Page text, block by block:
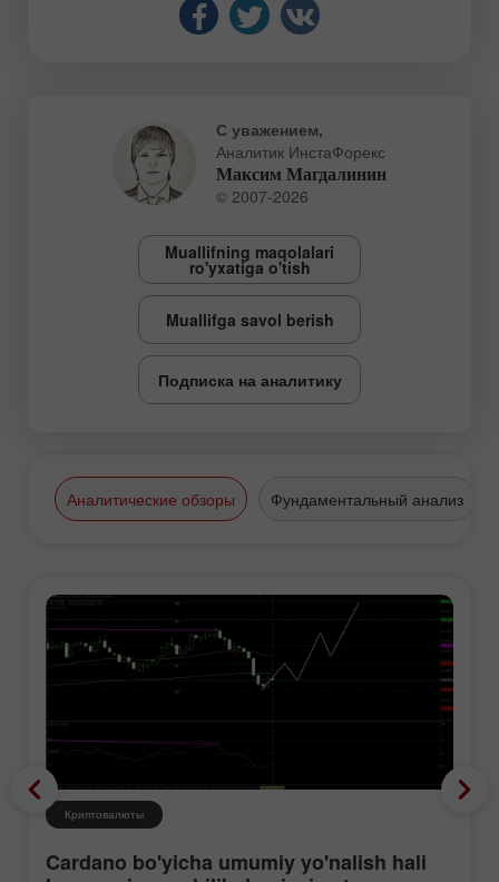
С уважением,
Аналитик ИнстаФорекс
Максим Магдалинин
© 2007-2026
Muallifning maqolalari
ro'yxatiga o'tish
Muallifga savol berish
Подписка на аналитику
Аналитические обзоры Фундаментальный анализ
Криптовалюты
Cardano bo'yicha umumiy yo'nalish hali